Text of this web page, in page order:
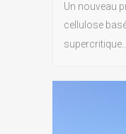
Un nouveau
cellulose